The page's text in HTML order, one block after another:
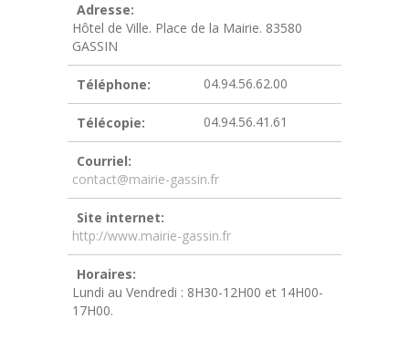
Adresse:
Hôtel de Ville. Place de la Mairie. 83580
GASSIN
Téléphone: 04.94.56.62.00
Télécopie: 04.94.56.41.61
Courriel:
contact@mairie-gassin.fr
Site internet:
http://www.mairie-gassin.fr
Horaires:
Lundi au Vendredi : 8H30-12H00 et 14H00-
17H00.